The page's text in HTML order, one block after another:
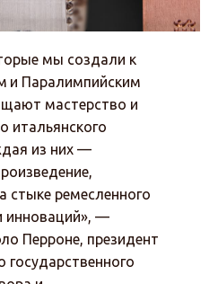
мы создали к
и Паралимпийским
мастерство и
итальянского
из них —
стыке ремесленного
инноваций», —
Перроне, президент
государственного